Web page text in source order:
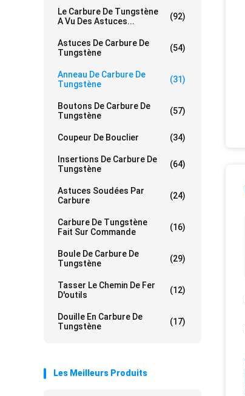
Le Carbure De Tungstène
A Vu Des Astuces...
(92)
Astuces De Carbure De
Tungstène
(54)
Anneau De Carbure De
Tungstène
(31)
Boutons De Carbure De
Tungstène
(57)
Coupeur De Bouclier (34)
Insertions De Carbure De
Tungstène
(64)
Astuces Soudées Par
Carbure
(24)
Carbure De Tungstène
Fait Sur Commande
(16)
Boule De Carbure De
Tungstène
(29)
Tasser Le Chemin De Fer
D'outils
(12)
Douille En Carbure De
Tungstène
(17)
Les Meilleurs Produits